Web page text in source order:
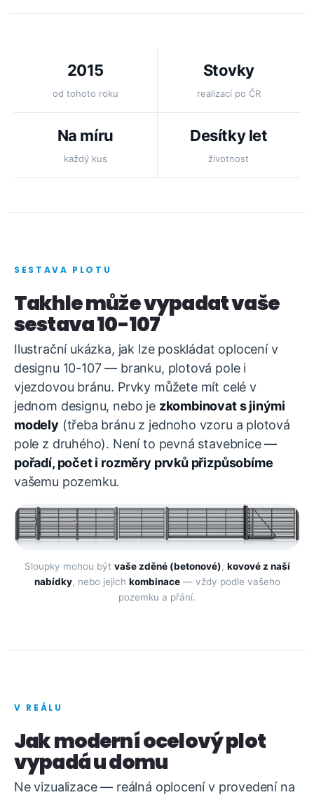
2015
od tohoto roku
Stovky
realizací po ČR
Na míru
každý kus
Desítky let
životnost
SESTAVA PLOTU
Takhle může vypadat vaše
sestava 10-107
Ilustrační ukázka, jak lze poskládat oplocení v
designu 10-107 — branku, plotová pole i
vjezdovou bránu. Prvky můžete mít celé v
jednom designu, nebo je zkombinovat s jinými
modely (třeba bránu z jednoho vzoru a plotová
pole z druhého). Není to pevná stavebnice —
pořadí, počet i rozměry prvků přizpůsobíme
vašemu pozemku.
Sloupky mohou být vaše zděné (betonové), kovové z naší
nabídky, nebo jejich kombinace— vždy podle vašeho
pozemku a přání.
V REÁLU
Jak moderní ocelový plot
vypadá u domu
Ne vizualizace — reálná oplocení v provedení na